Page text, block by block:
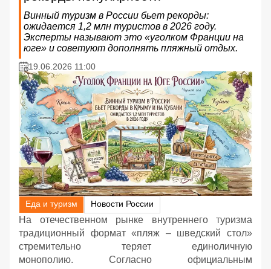
Винный туризм в России бьет рекорды:
ожидается 1,2 млн туристов в 2026 году.
Эксперты называют это «уголком Франции на
юге» и советуют дополнять пляжный отдых.
19.06.2026 11:00
Еда и туризм Новости России
На отечественном рынке внутреннего туризма
традиционный формат «пляж – шведский стол»
стремительно теряет единоличную
монополию. Согласно официальным